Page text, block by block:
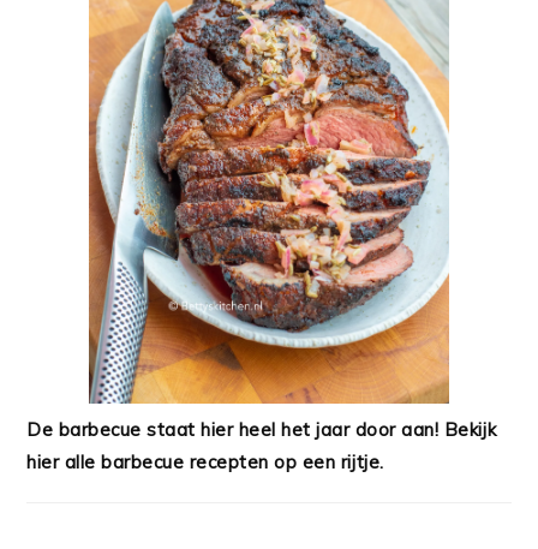
De barbecue staat hier heel het jaar door aan! Bekijk
hier alle barbecue recepten op een rijtje.